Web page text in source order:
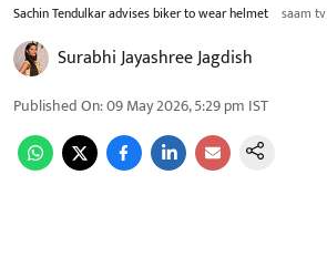
Sachin Tendulkar advises biker to wear helmet saam tv
Surabhi Jayashree Jagdish
Published On:09 May 2026, 5:29 pm IST